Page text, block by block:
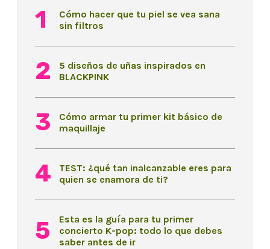
Cómo hacer que tu piel se vea sana
sin filtros
5 diseños de uñas inspirados en
BLACKPINK
Cómo armar tu primer kit básico de
maquillaje
TEST: ¿qué tan inalcanzable eres para
quien se enamora de ti?
Esta es la guía para tu primer
concierto K-pop: todo lo que debes
saber antes de ir